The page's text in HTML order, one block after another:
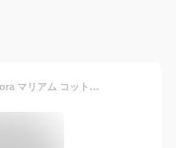
【10%OFFクーポンあり】子供服Rora マリアム コットン100 ワンピース 子供服 女の子 夏服 キッズ キッズ 服 夏 ボタニカル 総柄 花柄 ブルー ホワイト お出かけ 可愛い 上品 おしゃれ